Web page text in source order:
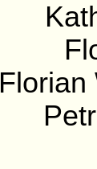
Florian